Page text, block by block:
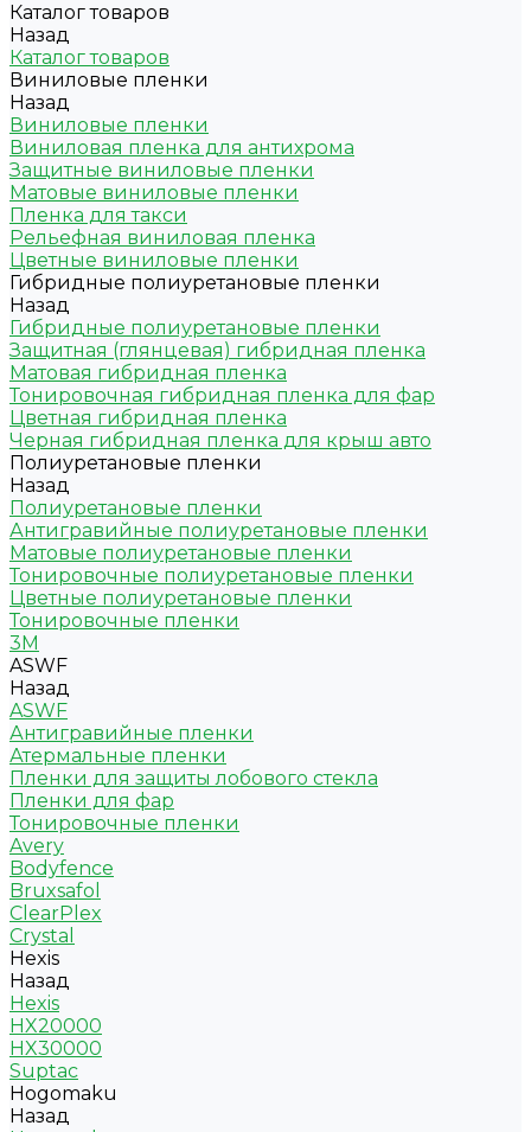
Каталог товаров
Назад
Каталог товаров
Виниловые пленки
Назад
Виниловые пленки
Виниловая пленка для антихрома
Защитные виниловые пленки
Матовые виниловые пленки
Пленка для такси
Рельефная виниловая пленка
Цветные виниловые пленки
Гибридные полиуретановые пленки
Назад
Гибридные полиуретановые пленки
Защитная (глянцевая) гибридная пленка
Матовая гибридная пленка
Тонировочная гибридная пленка для фар
Цветная гибридная пленка
Черная гибридная пленка для крыш авто
Полиуретановые пленки
Назад
Полиуретановые пленки
Антигравийные полиуретановые пленки
Матовые полиуретановые пленки
Тонировочные полиуретановые пленки
Цветные полиуретановые пленки
Тонировочные пленки
3M
ASWF
Назад
ASWF
Антигравийные пленки
Атермальные пленки
Пленки для защиты лобового стекла
Пленки для фар
Тонировочные пленки
Avery
Bodyfence
Bruxsafol
ClearPlex
Crystal
Hexis
Назад
Hexis
HX20000
HX30000
Suptac
Hogomaku
Назад